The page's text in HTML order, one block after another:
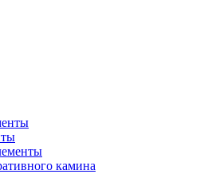
камина